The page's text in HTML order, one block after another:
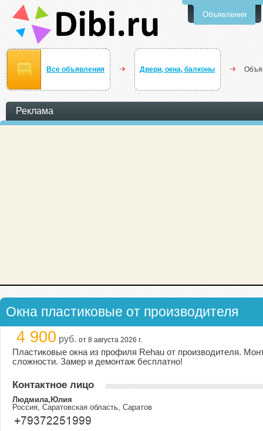
Объявления
Все объявления Двери, окна, балконы
Реклама
Окна пластиковые от производителя
4 900 руб. от 8 августа 2026 г.
Пластиковые окна из профиля Rehau от производителя.
сложности. Замер и демонтаж бесплатно!
Контактное лицо
Людмила,Юлия
Россия, Саратовская область, Саратов